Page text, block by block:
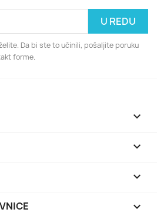
Da bi ste to učinili, pošaljite poruku
forme.



keyboard_arrow_down